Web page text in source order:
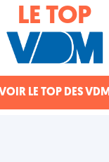
LE TOP
VOIR LE TOP DES VDM